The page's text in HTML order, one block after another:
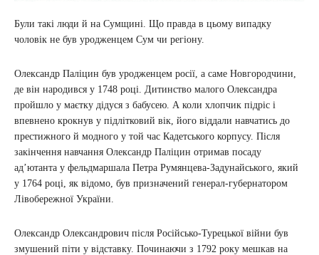
Були такі люди й на Сумщині. Що правда в цьому випадку
чоловік не був уродженцем Сум чи регіону.
Олександр Паліцин був уродженцем росії, а саме Новгородчини,
де він народився у 1748 році. Дитинство малого Олександра
пройшло у маєтку дідуся з бабусею. А коли хлопчик підріс і
впевнено крокнув у підлітковий вік, його віддали навчатись до
престижного й модного у той час Кадетського корпусу. Після
закінчення навчання Олександр Паліцин отримав посаду
ад’ютанта у фельдмаршала Петра Румянцева-Задунайського, який
у 1764 році, як відомо, був призначений генерал-губернатором
Лівобережної України.
Олександр Олександрович після Російсько-Турецької війни був
змушений піти у відставку. Починаючи з 1792 року мешкав на